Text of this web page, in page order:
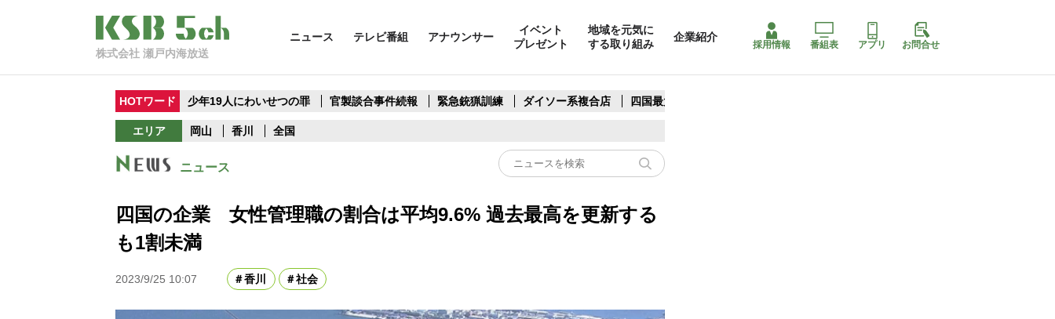
株式会社 瀬戸内海放送
ニュース テレビ番組 アナウンサー
イベント
プレゼント
地域を元気に
する取り組み
企業紹介
採用情報 番組表 アプリ お問合せ
HOTワード 少年19人にわいせつの罪 官製談合事件続報 緊急銃猟訓練 ダイソー系複合店 四国最大スリコ
エリア 岡山 香川 全国
ニュース
四国の企業 女性管理職の割合は平均9.6% 過去最高を更新する
も1割未満
2023/9/25 10:07 香川 社会